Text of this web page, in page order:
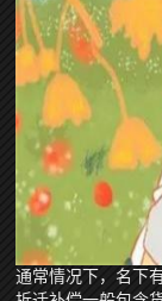
通常情况下，名下